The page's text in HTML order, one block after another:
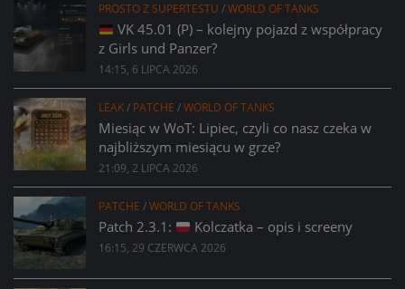
PROSTO Z SUPERTESTU /WORLD OF TANKS
VK 45.01 (P) – kolejny pojazd z współpracy
z Girls und Panzer?
14:15, 6 LIPCA 2026
LEAK/ PATCHE /WORLD OF TANKS
Miesiąc w WoT: Lipiec, czyli co nasz czeka w
najbliższym miesiącu w grze?
21:09, 2 LIPCA 2026
PATCHE /WORLD OF TANKS
Patch 2.3.1: Kolczatka – opis i screeny
16:15, 29 CZERWCA 2026